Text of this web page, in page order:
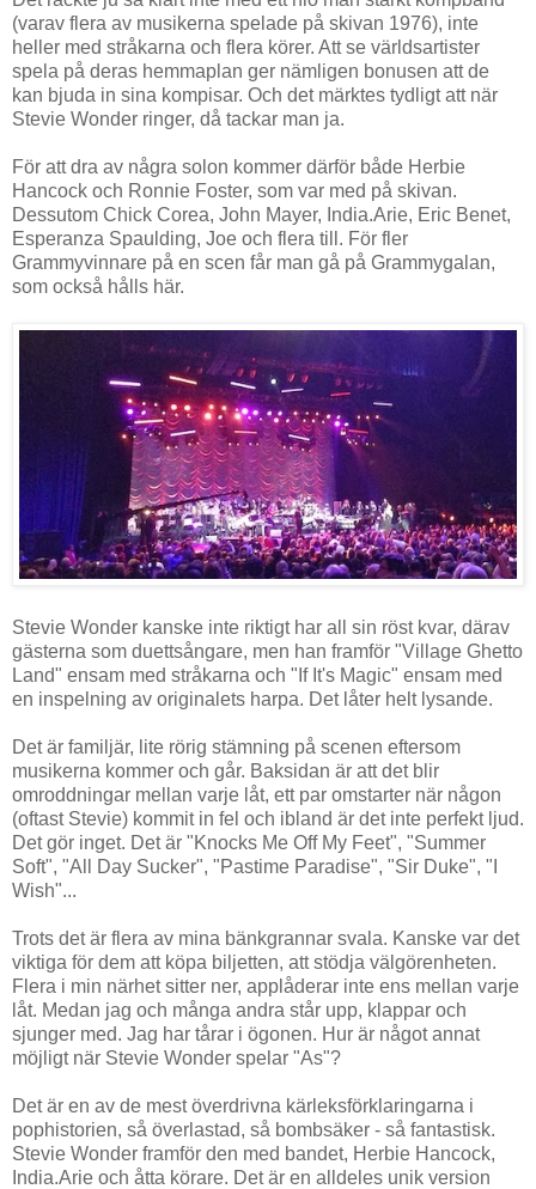
(varav flera av musikerna spelade på skivan 1976), inte
heller med stråkarna och flera körer. Att se världsartister
spela på deras hemmaplan ger nämligen bonusen att de
kan bjuda in sina kompisar. Och det märktes tydligt att när
Stevie Wonder ringer, då tackar man ja.
För att dra av några solon kommer därför både Herbie
Hancock och Ronnie Foster, som var med på skivan.
Dessutom Chick Corea, John Mayer, India.Arie, Eric Benet,
Esperanza Spaulding, Joe och flera till. För fler
Grammyvinnare på en scen får man gå på Grammygalan,
som också hålls här.
Stevie Wonder kanske inte riktigt har all sin röst kvar, därav
gästerna som duettsångare, men han framför "Village Ghetto
Land" ensam med stråkarna och "If It's Magic" ensam med
en inspelning av originalets harpa. Det låter helt lysande.
Det är familjär, lite rörig stämning på scenen eftersom
musikerna kommer och går. Baksidan är att det blir
omroddningar mellan varje låt, ett par omstarter när någon
(oftast Stevie) kommit in fel och ibland är det inte perfekt ljud.
Det gör inget. Det är "Knocks Me Off My Feet", "Summer
Soft", "All Day Sucker", "Pastime Paradise", "Sir Duke", "I
Wish"...
Trots det är flera av mina bänkgrannar svala. Kanske var det
viktiga för dem att köpa biljetten, att stödja välgörenheten.
Flera i min närhet sitter ner, applåderar inte ens mellan varje
låt. Medan jag och många andra står upp, klappar och
sjunger med. Jag har tårar i ögonen. Hur är något annat
möjligt när Stevie Wonder spelar "As"?
Det är en av de mest överdrivna kärleksförklaringarna i
pophistorien, så överlastad, så bombsäker - så fantastisk.
Stevie Wonder framför den med bandet, Herbie Hancock,
India.Arie och åtta körare. Det är en alldeles unik version